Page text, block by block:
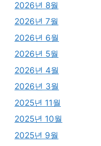
2026년 8월
2026년 7월
2026년 6월
2026년 5월
2026년 4월
2026년 3월
2025년 11월
2025년 10월
2025년 9월